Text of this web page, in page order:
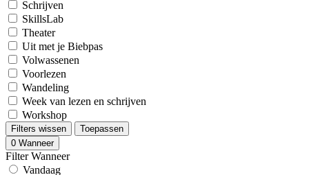
Schrijven
SkillsLab
Theater
Uit met je Biebpas
Volwassenen
Voorlezen
Wandeling
Week van lezen en schrijven
Workshop
Filters wissen
Toepassen
0 Wanneer
Filter Wanneer
Vandaag